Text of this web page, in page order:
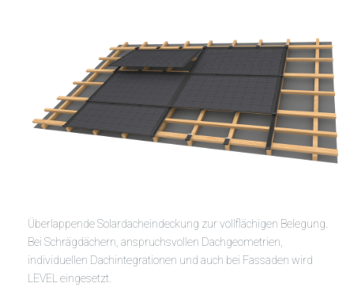
Überlappende Solardacheindeckung zur vollflächigen Belegung.
Bei Schrägdächern, anspruchsvollen Dachgeometrien,
individuellen Dachintegrationen und auch bei Fassaden wird
LEVEL eingesetzt.